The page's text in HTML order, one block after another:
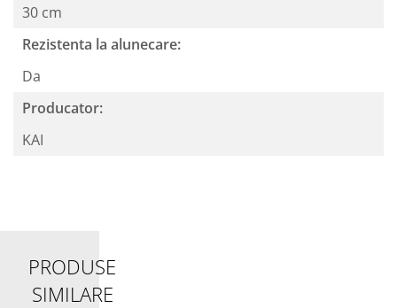
30 cm
Rezistenta la alunecare:
Da
Producator:
KAI
PRODUSE
SIMILARE